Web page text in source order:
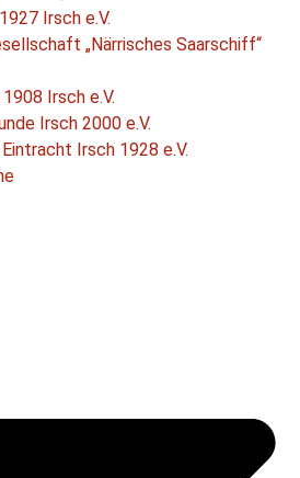
Irsch e.V.
„Närrisches Saarschiff“
Irsch e.V.
Irsch 2000 e.V.
Irsch 1928 e.V.